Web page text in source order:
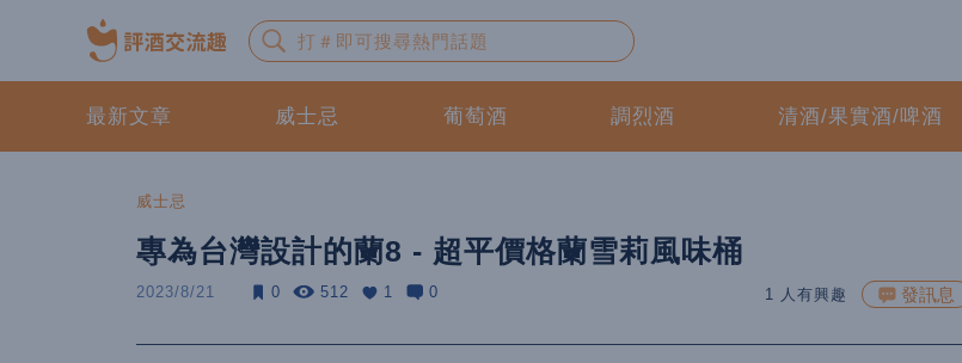
最新文章 威士忌 葡萄酒 調烈酒 清酒/果實酒/啤酒
威士忌
專為台灣設計的蘭8 - 超平價格蘭雪莉風味桶
2023/8/21 0 512 1 0 1 人有興趣 發訊息